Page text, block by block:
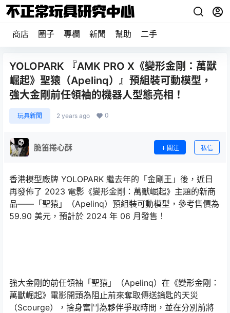
商店 圈子 專欄 新聞 幫助 二手
YOLOPARK 『AMK PRO X《變形金剛：萬獸
崛起》聖猿（Apelinq）』預組裝可動模型，
強大金剛前任領袖的機器人型態亮相！
玩具新聞 2 years ago 0
脆笛捲心酥 關注 私信
香港模型廠牌 YOLOPARK 繼去年的「金剛王」後，近日
再發佈了 2023 電影《變形金剛：萬獸崛起》主題的新商
品——「聖猿」（Apelinq）預組裝可動模型，參考售價為
59.90 美元，預計於 2024 年 06 月發售！
強大金剛的前任領袖「聖猿」（Apelinq）在《變形金剛：
萬獸崛起》電影開頭為阻止前來奪取傳送鑰匙的天災
（Scourge），捨身奮鬥為夥伴爭取時間，並在分別前將